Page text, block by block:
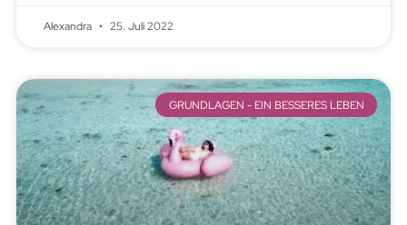
Alexandra 25. Juli 2022
GRUNDLAGEN - EIN BESSERES LEBEN